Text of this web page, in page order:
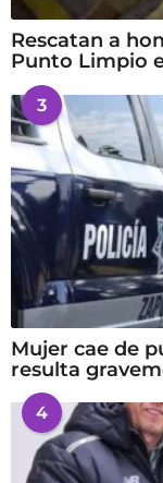
Rescatan a
Punto Limpio
3
Mujer cae de
resulta
4